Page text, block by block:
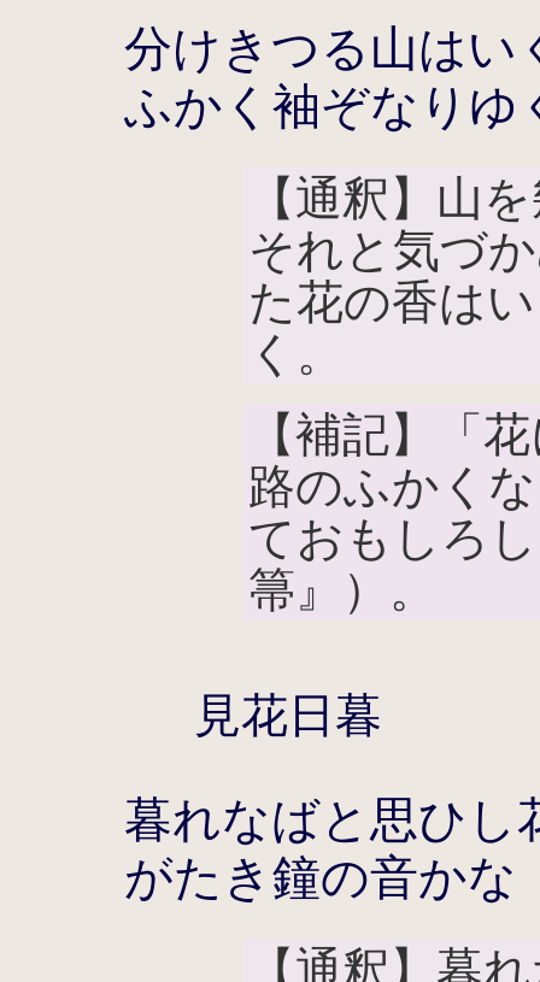
分けきつる山はい
ふかく袖ぞなりゆ
【通釈】山
それと気づ
た花の香は
く。
【補記】「
路のふかく
ておもしろ
箒』）。
見花日暮
暮れなばと思ひし
がたき鐘の音かな
【通釈】暮